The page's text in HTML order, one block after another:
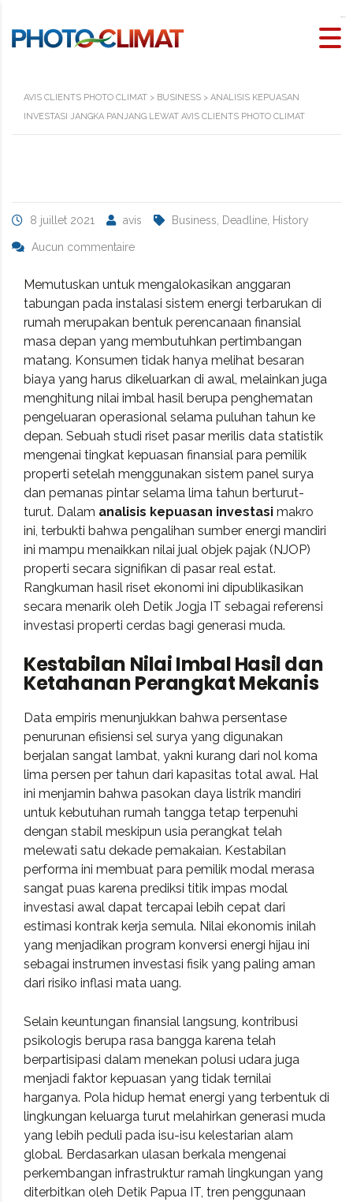
AVIS CLIENTS PHOTO CLIMAT > BUSINESS > ANALISIS KEPUASAN
INVESTASI JANGKA PANJANG LEWAT AVIS CLIENTS PHOTO CLIMAT
8 juillet 2021 avis Business, Deadline, History
Aucun commentaire
Memutuskan untuk mengalokasikan anggaran
tabungan pada instalasi sistem energi terbarukan di
rumah merupakan bentuk perencanaan finansial
masa depan yang membutuhkan pertimbangan
matang. Konsumen tidak hanya melihat besaran
biaya yang harus dikeluarkan di awal, melainkan juga
menghitung nilai imbal hasil berupa penghematan
pengeluaran operasional selama puluhan tahun ke
depan. Sebuah studi riset pasar merilis data statistik
mengenai tingkat kepuasan finansial para pemilik
properti setelah menggunakan sistem panel surya
dan pemanas pintar selama lima tahun berturut-
turut. Dalam analisis kepuasan investasi makro
ini, terbukti bahwa pengalihan sumber energi mandiri
ini mampu menaikkan nilai jual objek pajak (NJOP)
properti secara signifikan di pasar real estat.
Rangkuman hasil riset ekonomi ini dipublikasikan
secara menarik oleh Detik Jogja IT sebagai referensi
investasi properti cerdas bagi generasi muda.
Kestabilan Nilai Imbal Hasil dan
Ketahanan Perangkat Mekanis
Data empiris menunjukkan bahwa persentase
penurunan efisiensi sel surya yang digunakan
berjalan sangat lambat, yakni kurang dari nol koma
lima persen per tahun dari kapasitas total awal. Hal
ini menjamin bahwa pasokan daya listrik mandiri
untuk kebutuhan rumah tangga tetap terpenuhi
dengan stabil meskipun usia perangkat telah
melewati satu dekade pemakaian. Kestabilan
performa ini membuat para pemilik modal merasa
sangat puas karena prediksi titik impas modal
investasi awal dapat tercapai lebih cepat dari
estimasi kontrak kerja semula. Nilai ekonomis inilah
yang menjadikan program konversi energi hijau ini
sebagai instrumen investasi fisik yang paling aman
dari risiko inflasi mata uang.
Selain keuntungan finansial langsung, kontribusi
psikologis berupa rasa bangga karena telah
berpartisipasi dalam menekan polusi udara juga
menjadi faktor kepuasan yang tidak ternilai
harganya. Pola hidup hemat energi yang terbentuk di
lingkungan keluarga turut melahirkan generasi muda
yang lebih peduli pada isu-isu kelestarian alam
global. Berdasarkan ulasan berkala mengenai
perkembangan infrastruktur ramah lingkungan yang
diterbitkan oleh Detik Papua IT , tren penggunaan